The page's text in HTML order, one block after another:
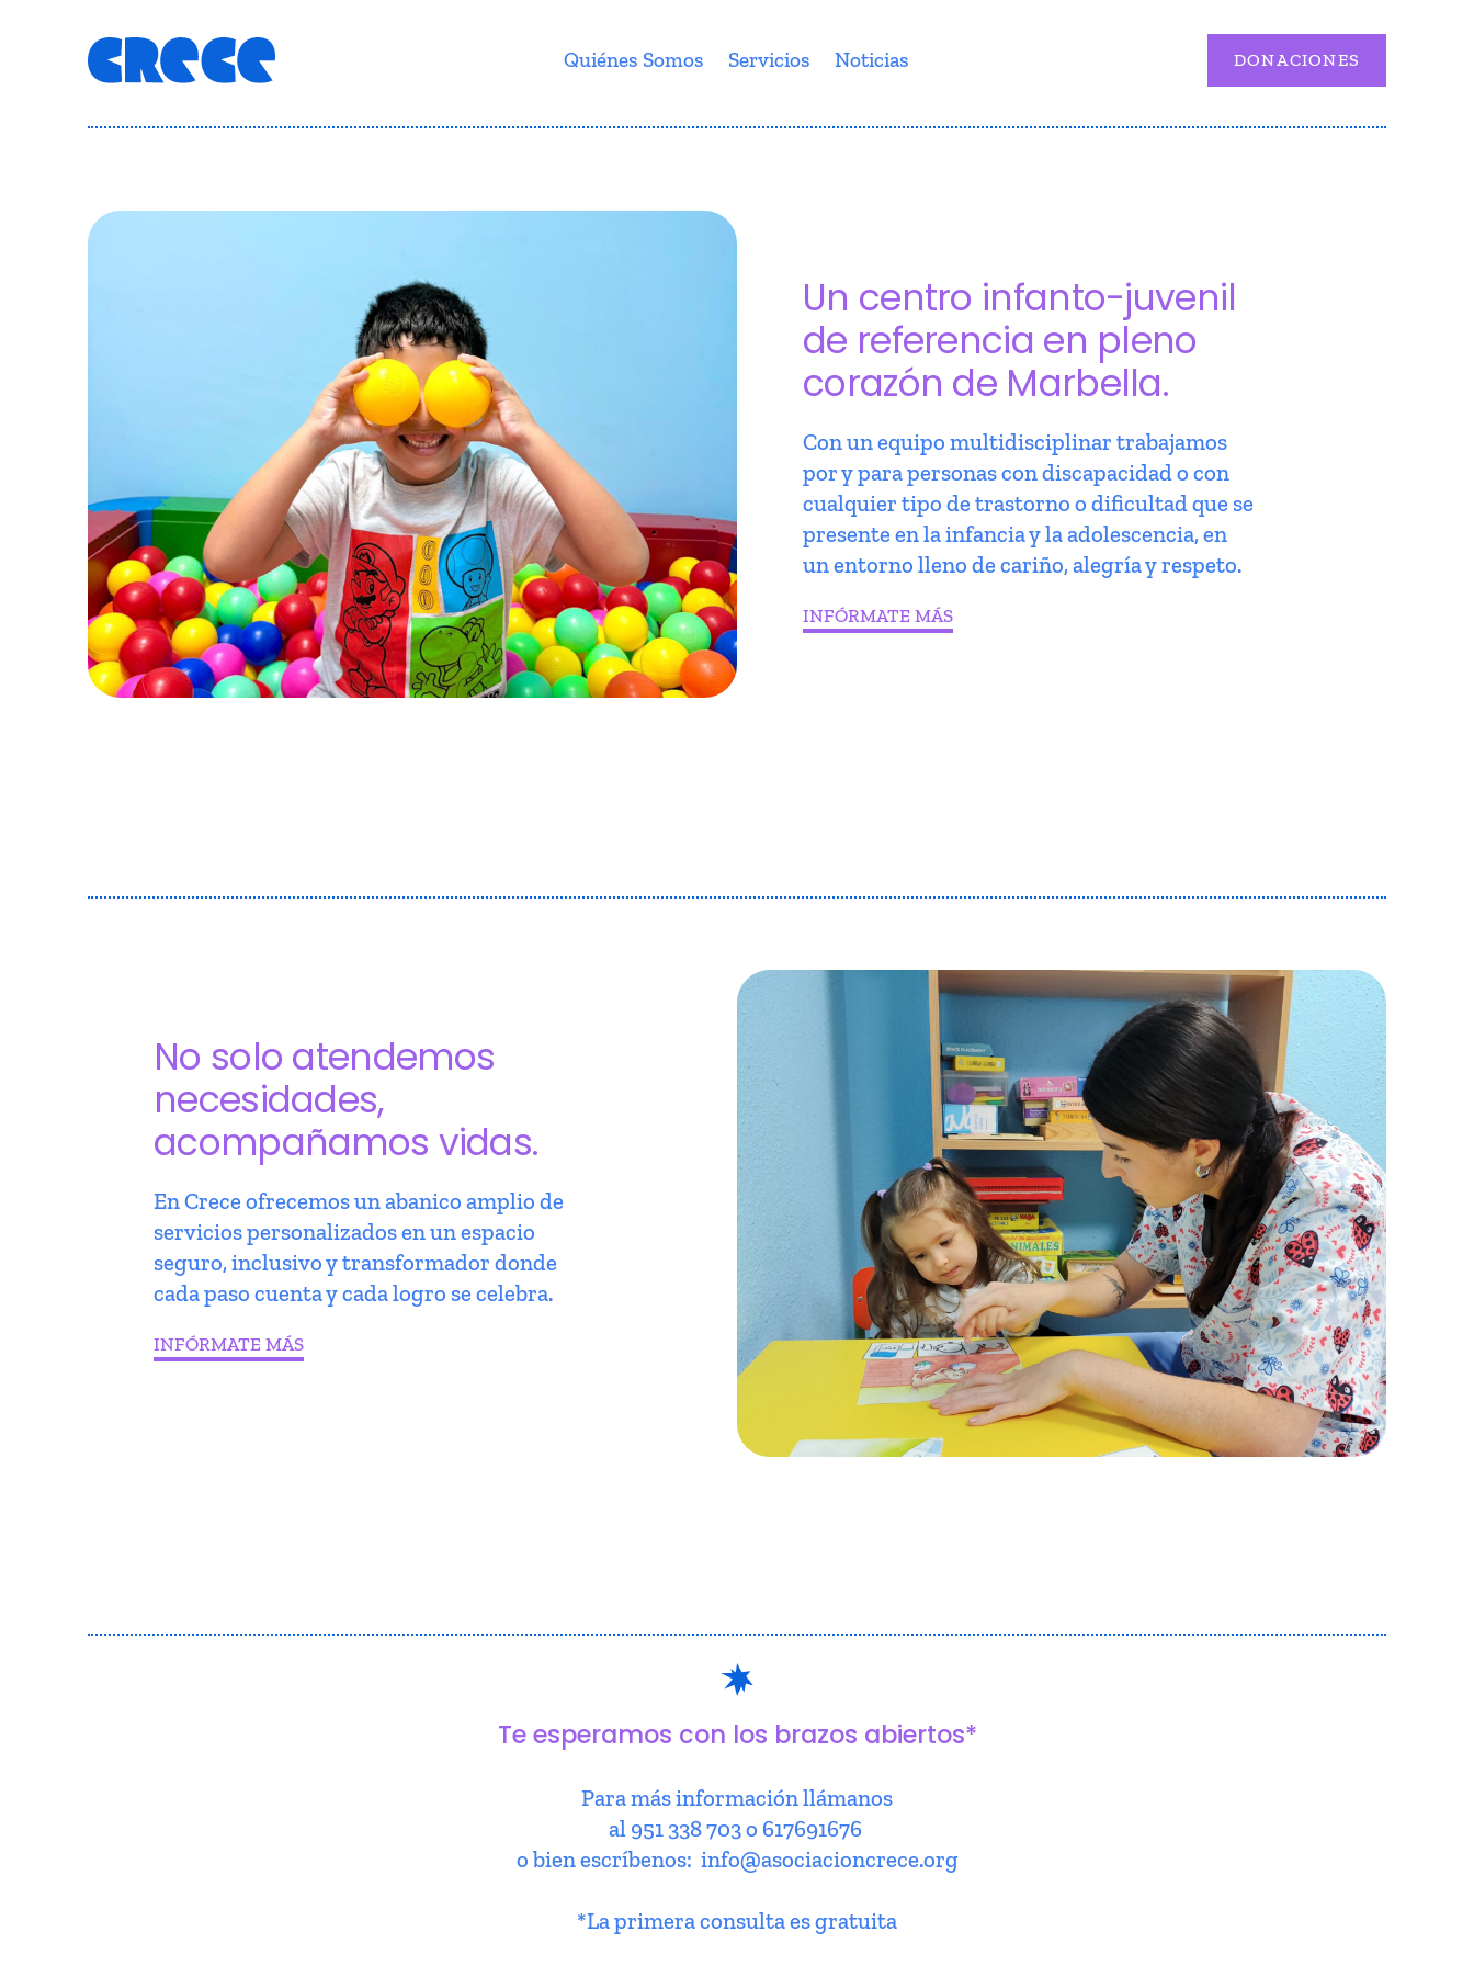
Quiénes Somos Servicios Noticias DONACIONES
Un centro infanto-juvenil
de referencia en pleno
corazón de Marbella.
Con un equipo multidisciplinar trabajamos
por y para personas con discapacidad o con
cualquier tipo de trastorno o dificultad que se
presente en la infancia y la adolescencia, en
un entorno lleno de cariño, alegría y respeto.
INFÓRMATE MÁS
No solo atendemos
necesidades,
acompañamos vidas.
En Crece ofrecemos un abanico amplio de
servicios personalizados en un espacio
seguro, inclusivo y transformador donde
cada paso cuenta y cada logro se celebra.
INFÓRMATE MÁS
Te esperamos con los brazos abiertos*
Para más información llámanos
al 951 338 703 o 617691676
o bien escríbenos: info@asociacioncrece.org
*La primera consulta es gratuita